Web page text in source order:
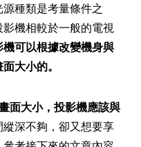
種類是考量條件之
機相較於一般的電視
機可以根據改變機身與
大小的。
面大小，投影機應該與
深不夠，卻又想要享